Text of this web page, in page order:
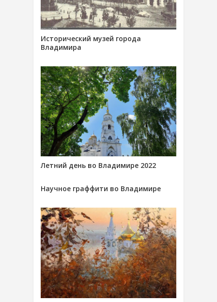
Исторический музей города
Владимира
Летний день во Владимире 2022
Научное граффити во Владимире